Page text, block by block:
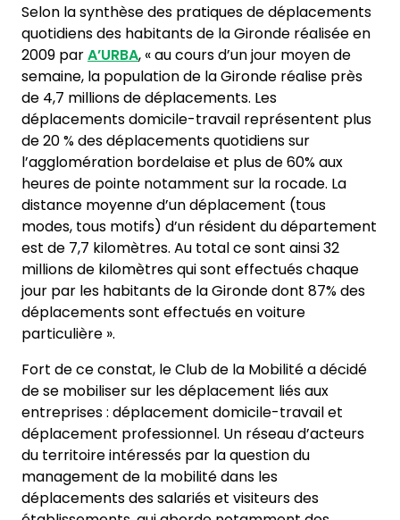
Selon la synthèse des pratiques de déplacements
quotidiens des habitants de la Gironde réalisée en
2009 parA’URBA, « au cours d’un jour moyen de
semaine, la population de la Gironde réalise près
de 4,7 millions de déplacements. Les
déplacements domicile-travail représentent plus
de 20 % des déplacements quotidiens sur
l’agglomération bordelaise et plus de 60% aux
heures de pointe notamment sur la rocade. La
distance moyenne d’un déplacement (tous
modes, tous motifs) d’un résident du département
est de 7,7 kilomètres. Au total ce sont ainsi 32
millions de kilomètres qui sont effectués chaque
jour par les habitants de la Gironde dont 87% des
déplacements sont effectués en voiture
particulière ».
Fort de ce constat, le Club de la Mobilité a décidé
de se mobiliser sur les déplacement liés aux
entreprises : déplacement domicile-travail et
déplacement professionnel. Un réseau d’acteurs
du territoire intéressés par la question du
management de la mobilité dans les
déplacements des salariés et visiteurs des